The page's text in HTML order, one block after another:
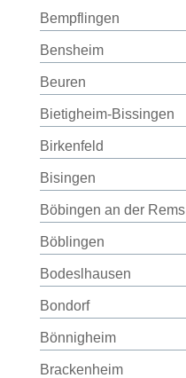
Bempflingen
Bensheim
Beuren
Bietigheim-Bissingen
Birkenfeld
Bisingen
Böbingen an der Rems
Böblingen
Bodeslhausen
Bondorf
Bönnigheim
Brackenheim